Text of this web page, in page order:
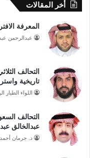
أخر المقالات
المعرفة
عبدالرحمن
التحالف
تاريخية
اللواء
التحالف
عبدالخالق
د. جرمان